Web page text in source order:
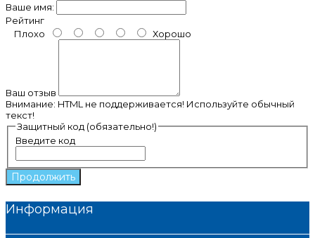
Ваше имя:
Рейтинг
Плохо
Хорошо
Ваш отзыв
Внимание: HTML не поддерживается! Используйте обычный
текст!
Защитный код (обязательно!)
Введите код
Продолжить
Информация